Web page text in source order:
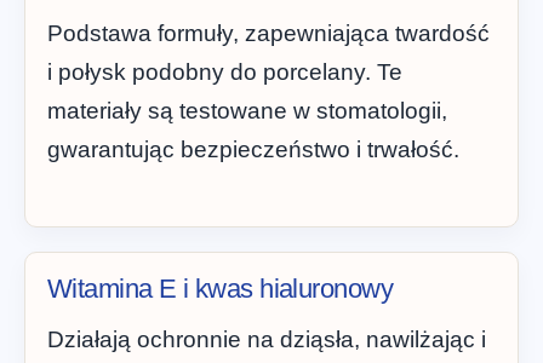
Podstawa formuły, zapewniająca twardość
i połysk podobny do porcelany. Te
materiały są testowane w stomatologii,
gwarantując bezpieczeństwo i trwałość.
Witamina E i kwas hialuronowy
Działają ochronnie na dziąsła, nawilżając i